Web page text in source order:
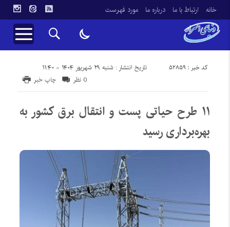
خانه ارتباط با ما درباره ما مورد فهرست
تاریخ انتشار : شنبه ۲۹ شهریور ۱۴۰۴ - ۱۱:۴۰ کد خبر : 52859
چاپ خبر 0 نظر
۱۱ طرح حیاتی پست و انتقال برق کشور به
بهره‌برداری رسید